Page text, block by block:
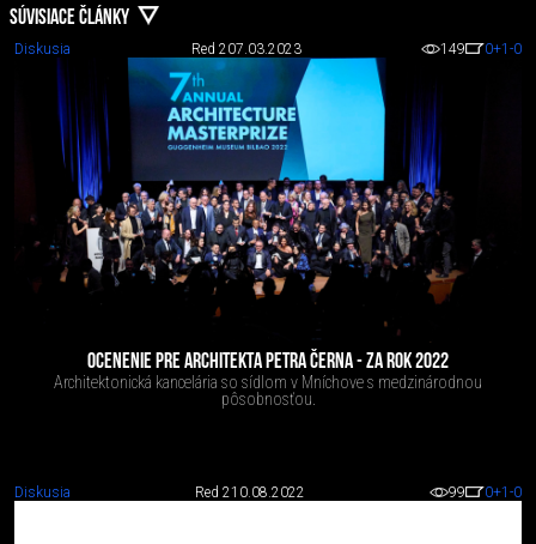
SÚVISIACE ČLÁNKY
Diskusia Red 2 07.03.2023 149 0+1 -0
OCENENIE PRE ARCHITEKTA PETRA ČERNA - ZA ROK 2022
Architektonická kancelária so sídlom v Mníchove s medzinárodnou
pôsobnosťou.
Diskusia Red 210.08.2022 99 0+1 -0